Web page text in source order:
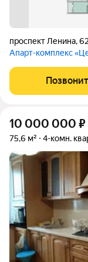
проспект Ленина,62
Апарт-комплекс
10 000 000 ₽
75,6 м² 4-комн.